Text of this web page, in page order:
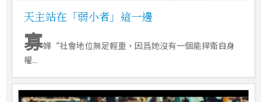
天主站在「弱小者」這一邊
寡婦“社會地位無足輕重，因爲她沒有一個能捍衛自身
權...